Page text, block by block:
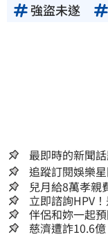
強盜未遂
最即時的新聞
追蹤訂閱娛樂
兒月給8萬孝
地「傷心不已」
立即諮詢HPV
嫌晚！
伴侶和妳一起
慈濟遭詐10.6